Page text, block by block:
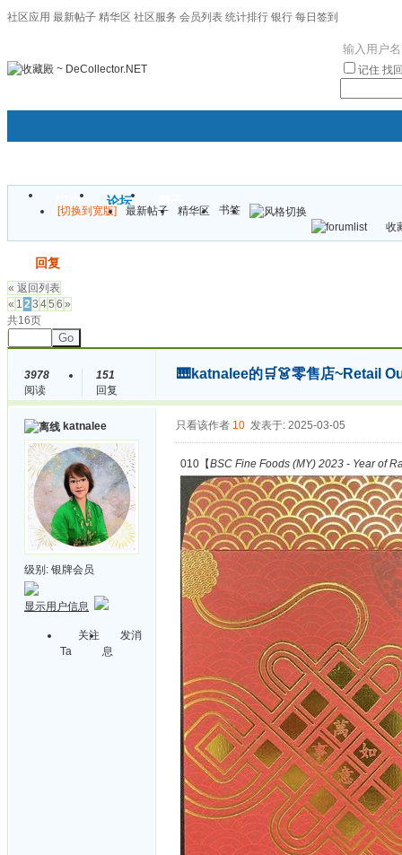
社区应用 最新帖子 精华区 社区服务 会员列表 统计排行 银行 每日签到
记住 找
门户 论坛
[切换到宽版] 最新帖子 精华区
书签
收
回复
« 返回列表
« 1 23 45 6 »
共16页
Go
3978
阅读
151
回复
🎹katnalee的🛒👗零售店~Retail
katnalee
级别: 银牌会员
显示用户信息
关注
Ta
发消
息
只看该作者 10 发表于: 2025-03-05
010【BSC Fine Foods (MY) 2023 - Year of